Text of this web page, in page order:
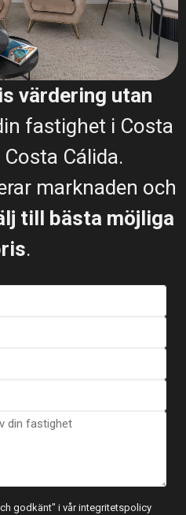
värdering utan
fastighet i Costa
Cálida.
marknaden och
till bästa möjliga
.
godkänt" i vår integritetspolicy